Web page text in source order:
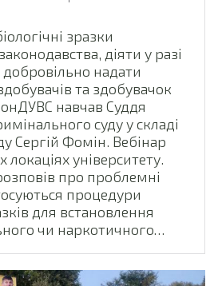
зразки
діяти у разі
надати
та здобувачок
навчав Суддя
суду у складі
Сергій Фомін. Вебінар
локаціях університету.
про проблемні
процедури
для встановлення
чи наркотичного…